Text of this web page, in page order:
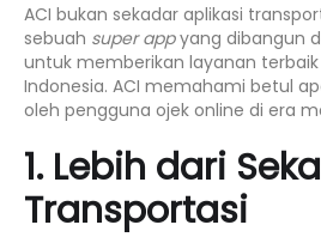
ACI bukan sekadar aplikasi
sebuah super appyang dibangun
untuk memberikan layanan
Indonesia. ACI memahami betul
oleh pengguna ojek online di era
1. Lebih dari
Transportasi